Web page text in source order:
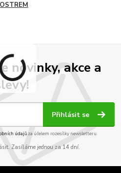
novinky, akce a
Přihlásit se
údajůza účelem rozesílky newsletteru.
Zasíláme jednou za 14 dní.